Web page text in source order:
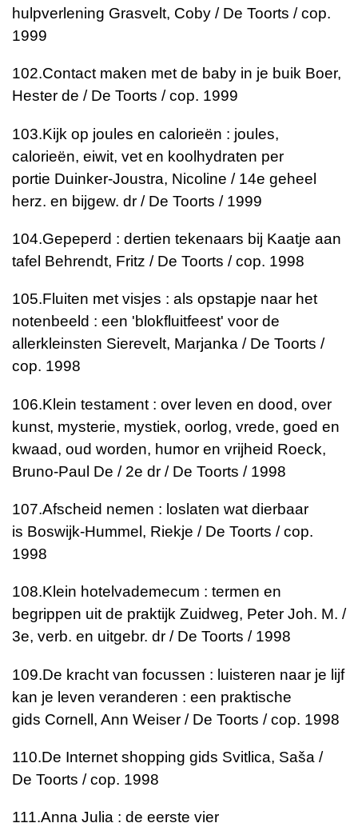
hulpverlening Grasvelt, Coby / De Toorts / cop.
1999
102.Contact maken met de baby in je buik Boer,
Hester de / De Toorts / cop. 1999
103.Kijk op joules en calorieën : joules,
calorieën, eiwit, vet en koolhydraten per
portie Duinker-Joustra, Nicoline / 14e geheel
herz. en bijgew. dr / De Toorts / 1999
104.Gepeperd : dertien tekenaars bij Kaatje aan
tafel Behrendt, Fritz / De Toorts / cop. 1998
105.Fluiten met visjes : als opstapje naar het
notenbeeld : een 'blokfluitfeest' voor de
allerkleinsten Sierevelt, Marjanka / De Toorts /
cop. 1998
106.Klein testament : over leven en dood, over
kunst, mysterie, mystiek, oorlog, vrede, goed en
kwaad, oud worden, humor en vrijheid Roeck,
Bruno-Paul De / 2e dr / De Toorts / 1998
107.Afscheid nemen : loslaten wat dierbaar
is Boswijk-Hummel, Riekje / De Toorts / cop.
1998
108.Klein hotelvademecum : termen en
begrippen uit de praktijk Zuidweg, Peter Joh. M. /
3e, verb. en uitgebr. dr / De Toorts / 1998
109.De kracht van focussen : luisteren naar je lijf
kan je leven veranderen : een praktische
gids Cornell, Ann Weiser / De Toorts / cop. 1998
110.De Internet shopping gids Svitlica, Saša /
De Toorts / cop. 1998
111.Anna Julia : de eerste vier